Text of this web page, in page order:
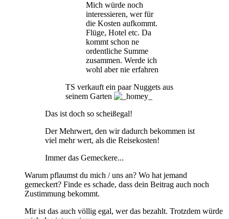
Mich würde noch
interessieren, wer für
die Kosten aufkommt.
Flüge, Hotel etc. Da
kommt schon ne
ordentliche Summe
zusammen. Werde ich
wohl aber nie erfahren
TS verkauft ein paar Nuggets aus
seinem Garten
Das ist doch so scheißegal!
Der Mehrwert, den wir dadurch bekommen ist
viel mehr wert, als die Reisekosten!
Immer das Gemeckere...
Warum pflaumst du mich / uns an? Wo hat jemand
gemeckert? Finde es schade, dass dein Beitrag auch noch
Zustimmung bekommt.
Mir ist das auch völlig egal, wer das bezahlt. Trotzdem würde